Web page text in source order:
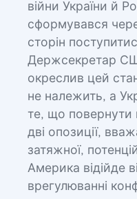
війни України й
сформувався
сторін
Держсекретар
окреслив цей
не належить, а
те, що
дві опозиції,
затяжної,
Америка відійде
врегулюванні